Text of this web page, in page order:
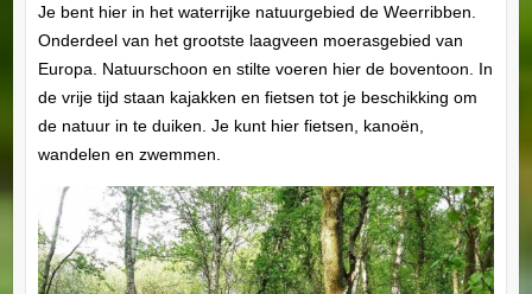
Je bent hier in het waterrijke natuurgebied de Weerribben.
Onderdeel van het grootste laagveen moerasgebied van
Europa. Natuurschoon en stilte voeren hier de boventoon. In
de vrije tijd staan kajakken en fietsen tot je beschikking om
de natuur in te duiken. Je kunt hier fietsen, kanoën,
wandelen en zwemmen.